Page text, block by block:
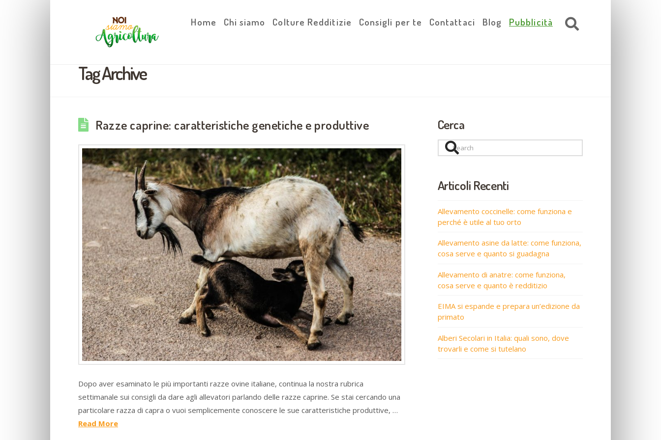
Home Chi siamo Colture Redditizie Consigli per te Contattaci Blog Pubblicità
Tag Archive
Razze caprine: caratteristiche genetiche e produttive
Dopo aver esaminato le più importanti razze ovine italiane, continua la nostra rubrica
settimanale sui consigli da dare agli allevatori parlando delle razze caprine. Se stai cercando una
particolare razza di capra o vuoi semplicemente conoscere le sue caratteristiche produttive, …
Read More
Cerca
Search
Articoli Recenti
Allevamento coccinelle: come funziona e
perché è utile al tuo orto
Allevamento asine da latte: come funziona,
cosa serve e quanto si guadagna
Allevamento di anatre: come funziona,
cosa serve e quanto è redditizio
EIMA si espande e prepara un’edizione da
primato
Alberi Secolari in Italia: quali sono, dove
trovarli e come si tutelano